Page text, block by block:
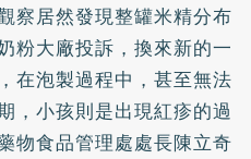
察居然發現整罐米精分布
粉大廠投訴，換來新的一
在泡製過程中，甚至無法
，小孩則是出現紅疹的過
物食品管理處處長陳立奇